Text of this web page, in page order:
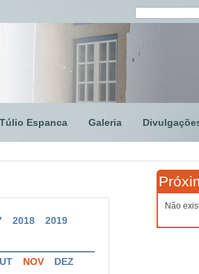
Túlio Espanca Galeria
2018
2019
NOV DEZ
Não